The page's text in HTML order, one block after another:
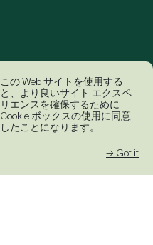
この Web サイトを使用する
と、より良いサイト エクスペ
リエンスを確保するために
Cookie ボックスの使用に同意
したことになります。
→ Got it